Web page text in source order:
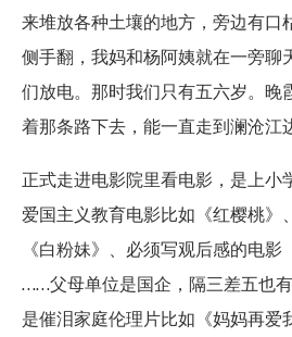
来堆放各种土壤的地方，旁边有口
侧手翻，我妈和杨阿姨就在一旁聊
们放电。那时我们只有五六岁。晚
着那条路下去，能一直走到澜沧江
正式走进电影院里看电影，是上小
爱国主义教育电影比如《红樱桃》
《白粉妹》、必须写观后感的电影
……父母单位是国企，隔三差五也
是催泪家庭伦理片比如《妈妈再爱